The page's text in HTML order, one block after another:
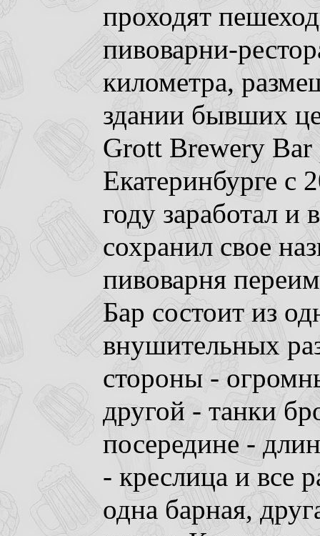
проходят
пивоварни-
километра,
здании бывших
Grott Brewery Bar
Екатеринбурге с
году заработал
сохранил свое
пивоварня
Бар состоит из
внушительных
стороны -
другой - танки
посередине -
- креслица и все
одна барная,